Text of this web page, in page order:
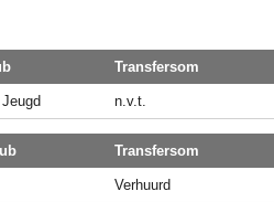
Transfersom
n.v.t.
Transfersom
Verhuurd